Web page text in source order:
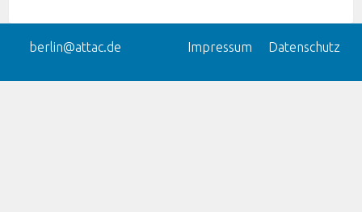
berlin@attac.de Impressum Datenschutz